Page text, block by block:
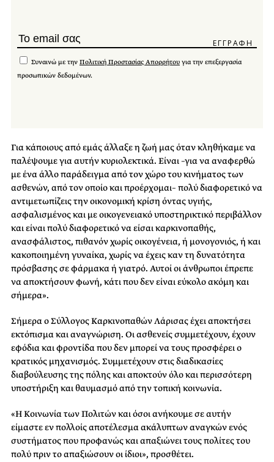
Συναινώ με την Πολιτική Προστασίας Απορρήτου για την επεξεργασία
προσωπικών δεδομένων.
Για κάποιους από εμάς άλλαξε η ζωή μας όταν κληθήκαμε να
παλέψουμε για αυτήν κυριολεκτικά. Είναι –για να αναφερθώ
με ένα άλλο παράδειγμα από τον χώρο του κινήματος των
ασθενών, από τον οποίο και προέρχομαι– πολύ διαφορετικό να
αντιμετωπίζεις την οικονομική κρίση όντας υγιής,
ασφαλισμένος και με οικογενειακό υποστηρικτικό περιβάλλον
και είναι πολύ διαφορετικό να είσαι καρκινοπαθής,
ανασφάλιστος, πιθανόν χωρίς οικογένεια, ή μονογονιός, ή και
κακοποιημένη γυναίκα, χωρίς να έχεις καν τη δυνατότητα
πρόσβασης σε φάρμακα ή γιατρό. Αυτοί οι άνθρωποι έπρεπε
να αποκτήσουν φωνή, κάτι που δεν είναι εύκολο ακόμη και
σήμερα».
Σήμερα ο Σύλλογος Καρκινοπαθών Λάρισας έχει αποκτήσει
εκτόπισμα και αναγνώριση. Οι ασθενείς συμμετέχουν, έχουν
εφόδια και φροντίδα που δεν μπορεί να τους προσφέρει ο
κρατικός μηχανισμός. Συμμετέχουν στις διαδικασίες
διαβούλευσης της πόλης και αποκτούν όλο και περισσότερη
υποστήριξη και θαυμασμό από την τοπική κοινωνία.
«Η Κοινωνία των Πολιτών και όσοι ανήκουμε σε αυτήν
είμαστε εν πολλοίς αποτέλεσμα ακάλυπτων αναγκών ενός
συστήματος που προφανώς και απαξιώνει τους πολίτες του
πολύ πριν το απαξιώσουν οι ίδιοι», προσθέτει.